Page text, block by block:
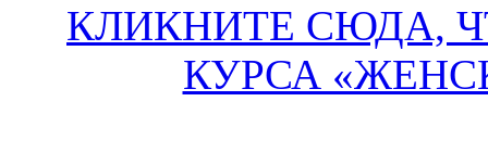
КЛИКНИТЕ СЮДА,
КУРСА